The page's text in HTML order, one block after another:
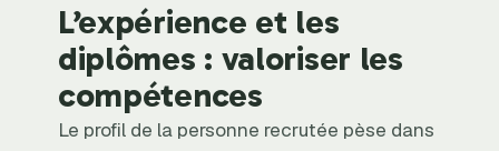
L’expérience et les
diplômes : valoriser les
compétences
Le profil de la personne recrutée pèse dans